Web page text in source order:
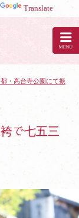
Translate
・高台寺公園にて振
で七五三